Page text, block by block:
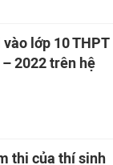
lớp 10 THPT
2022 trên hệ
thi của thí sinh